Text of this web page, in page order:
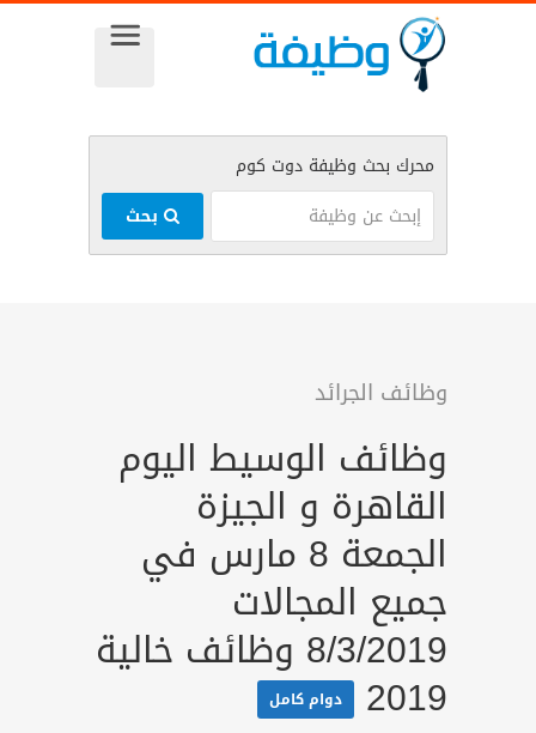
وظائف الجرائد
وظائف الوسيط اليوم
القاهرة و الجيزة
الجمعة 8 مارس في
جميع المجالات
8/3/2019 وظائف خالية
2019 دوام كامل